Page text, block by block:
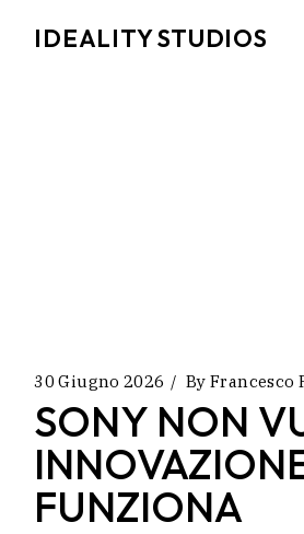
IDEALITY STUDIOS
30 Giugno 2026 By Francesco
SONY NON
FUNZIONA